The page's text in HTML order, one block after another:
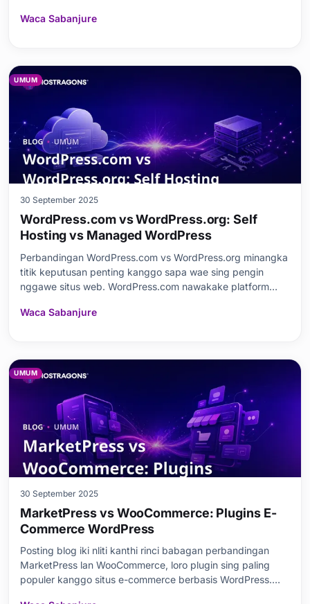
lan kekuwatan database SQL (liwat MySQL). Iki
Waca Sabanjure
UMUM
30 September 2025
WordPress.com vs WordPress.org: Self
Hosting vs Managed WordPress
Perbandingan WordPress.com vs WordPress.org minangka
titik keputusan penting kanggo sapa wae sing pengin
nggawe situs web. WordPress.com nawakake platform
Keuntungan saka self-hosting kalebu kontrol lengkap,
Waca Sabanjure
UMUM
30 September 2025
MarketPress vs WooCommerce: Plugins E-
Commerce WordPress
Posting blog iki nliti kanthi rinci babagan perbandingan
MarketPress lan WooCommerce, loro plugin sing paling
populer kanggo situs e-commerce berbasis WordPress.